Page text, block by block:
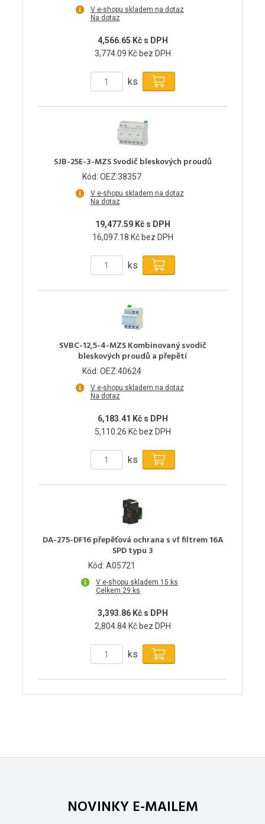
V e-shopu skladem na dotaz
Na dotaz
4,566.65 Kč s DPH
3,774.09 Kč bez DPH
ks
SJB-25E-3-MZS Svodič bleskových proudů
Kód: OEZ:38357
V e-shopu skladem na dotaz
Na dotaz
19,477.59 Kč s DPH
16,097.18 Kč bez DPH
ks
SVBC-12,5-4-MZS Kombinovaný svodič
bleskových proudů a přepětí
Kód: OEZ:40624
V e-shopu skladem na dotaz
Na dotaz
6,183.41 Kč s DPH
5,110.26 Kč bez DPH
ks
DA-275-DF16 přepěťová ochrana s vf filtrem 16A
SPD typu 3
Kód: A05721
V e-shopu skladem 15 ks
Celkem 29 ks
3,393.86 Kč s DPH
2,804.84 Kč bez DPH
ks
NOVINKY E-MAILEM